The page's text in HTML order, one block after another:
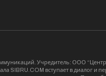
Учредитель: ООО
SIBRU.COM вступает в диалог и